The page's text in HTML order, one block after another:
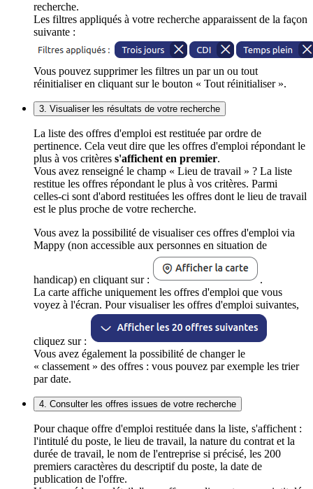
recherche.
Les filtres appliqués à votre recherche apparaissent de la façon
suivante :
Vous pouvez supprimer les filtres un par un ou tout
réinitialiser en cliquant sur le bouton « Tout réinitialiser ».
3. Visualiser les résultats de votre recherche
La liste des offres d'emploi est restituée par ordre de
pertinence. Cela veut dire que les offres d'emploi répondant le
plus à vos critères s'affichent en premier.
Vous avez renseigné le champ « Lieu de travail » ? La liste
restitue les offres répondant le plus à vos critères. Parmi
celles-ci sont d'abord restituées les offres dont le lieu de travail
est le plus proche de votre recherche.
Vous avez la possibilité de visualiser ces offres d'emploi via
Mappy (non accessible aux personnes en situation de
handicap) en cliquant sur :
.
La carte affiche uniquement les offres d'emploi que vous
voyez à l'écran. Pour visualiser les offres d'emploi suivantes,
cliquez sur :
Vous avez également la possibilité de changer le
« classement » des offres : vous pouvez par exemple les trier
par date.
4. Consulter les offres issues de votre recherche
Pour chaque offre d'emploi restituée dans la liste, s'affichent :
l'intitulé du poste, le lieu de travail, la nature du contrat et la
durée de travail, le nom de l'entreprise si précisé, les 200
premiers caractères du descriptif du poste, la date de
publication de l'offre.